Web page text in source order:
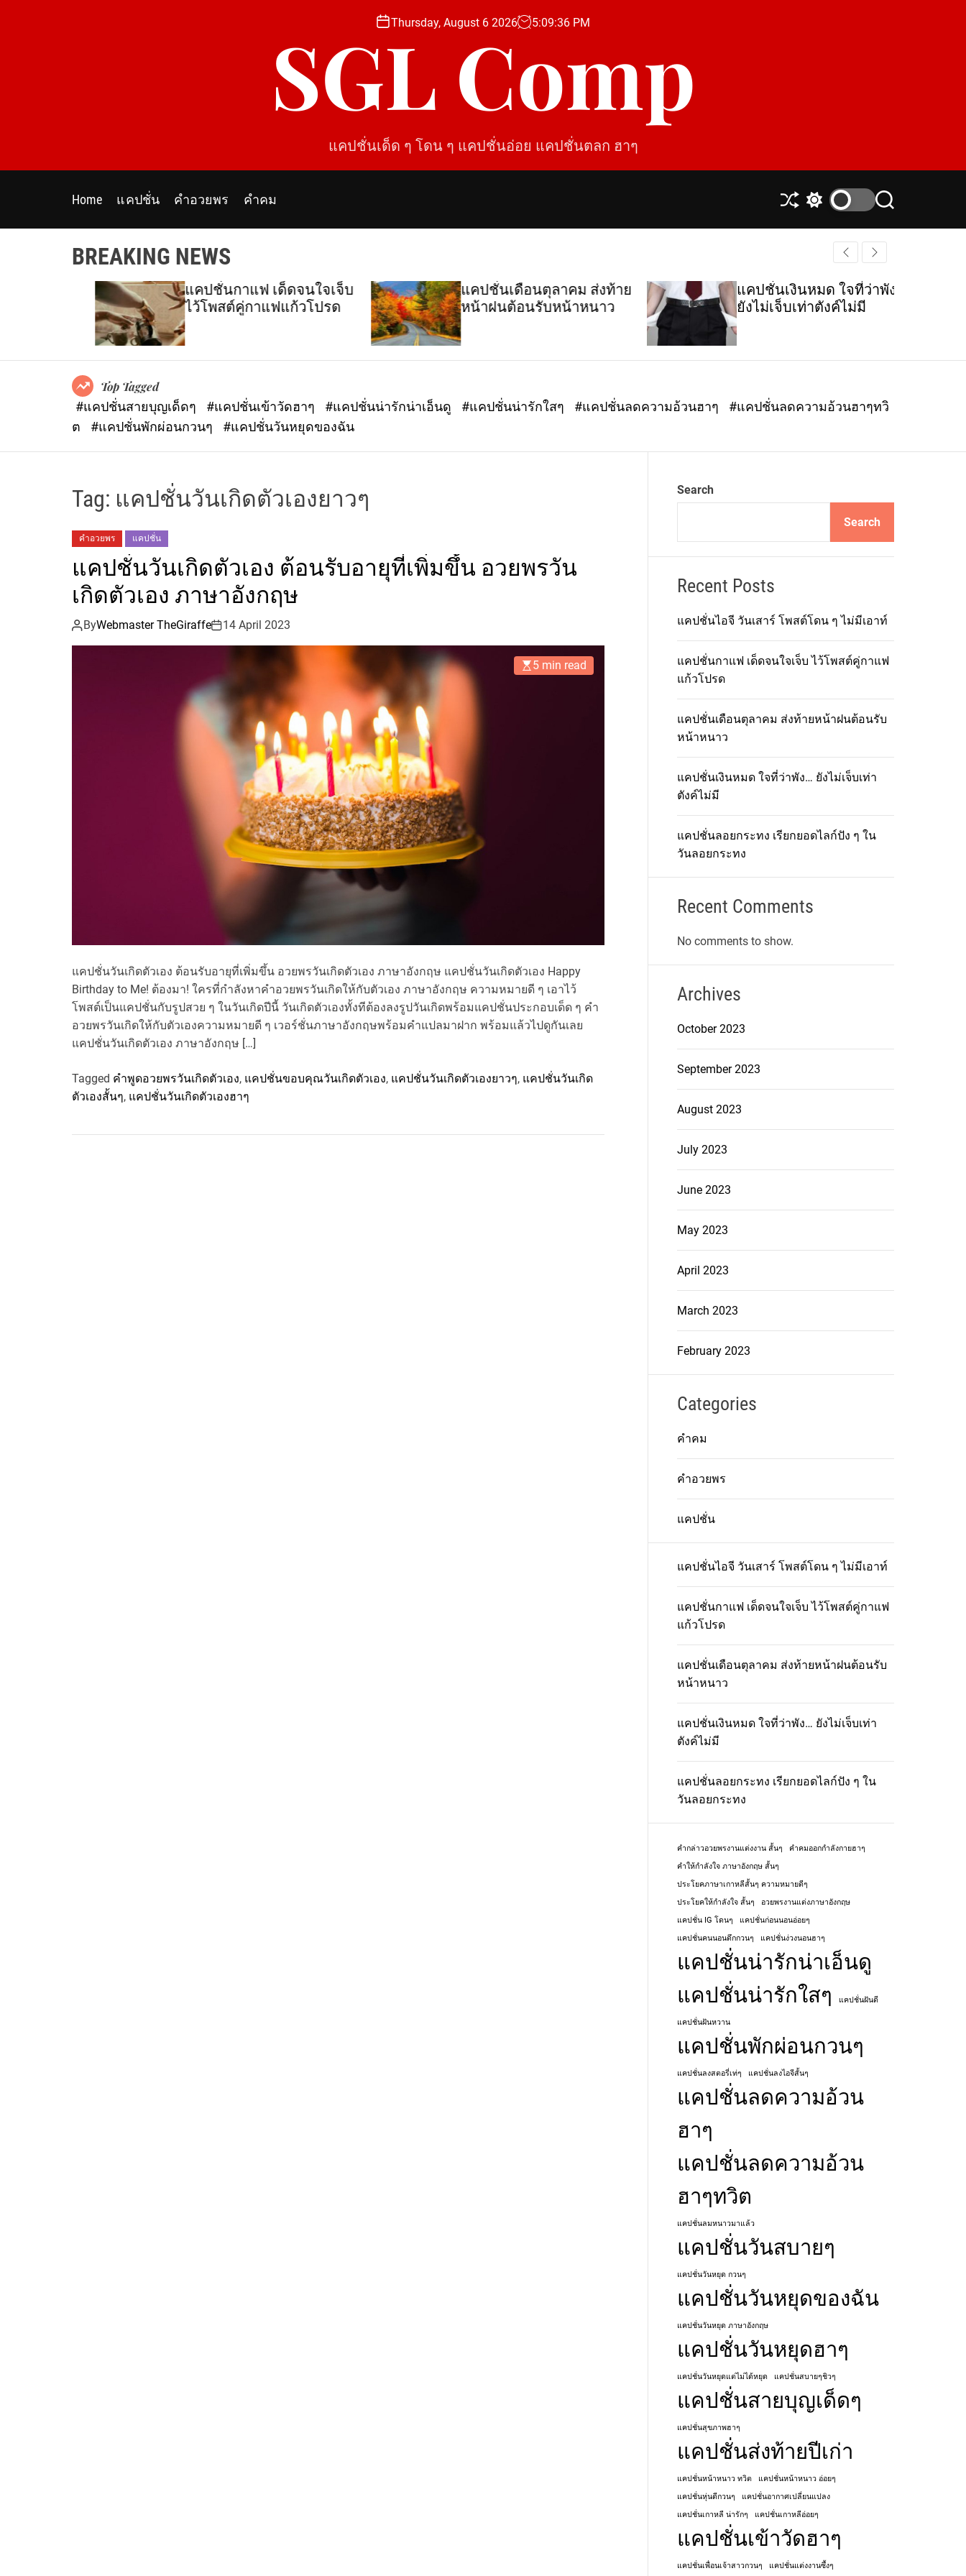
t
Thursday, August 6 2026 5:09:37 PM
SGL Comp
แคปชั่นเด็ด ๆ โดน ๆ แคปชั่นอ่อย แคปชั่นตลก ฮาๆ
Home แคปชั่น คำอวยพร คำคม
S
S
c
o
m
e
S
r
c
BREAKING NEWS
แคปชั่นกาแฟ เด็ดจนใจเจ็บ
ไว้โพสต์คู่กาแฟแก้วโปรด
แคปชั่นเดือนตุลาคม ส่งท้าย
หน้าฝนต้อนรับหน้าหนาว
แคปชั่นเงินหมด ใจที่ว่าพัง…
ยังไม่เจ็บเท่าตังค์ไม่มี
Top Tagged
#แคปชั่นสายบุญเด็ดๆ
#แคปชั่นเข้าวัดฮาๆ #แคปชั่นน่ารักน่าเอ็นดู #แคปชั่นน่ารักใสๆ #แคปชั่นลดความอ้วนฮาๆ
#แคปชั่นลดความอ้วนฮาๆทวิ
ต
#แคปชั่นพักผ่อนกวนๆ #แคปชั่นวันหยุดของฉัน
Tag: แคปชั่นวันเกิดตัวเองยาวๆ
คำอวยพร แคปชั่น
แคปชั่นวันเกิดตัวเอง ต้อนรับอายุที่เพิ่มขึ้น อวยพรวัน
เกิดตัวเอง ภาษาอังกฤษ
ByWebmaster TheGiraffe 14 April 2023
5 min read
แคปชั่นวันเกิดตัวเอง ต้อนรับอายุที่เพิ่มขึ้น อวยพรวันเกิดตัวเอง ภาษาอังกฤษ แคปชั่นวันเกิดตัวเอง Happy
Birthday to Me! ต้องมา! ใครที่กำลังหาคำอวยพรวันเกิดให้กับตัวเอง ภาษาอังกฤษ ความหมายดี ๆ เอาไว้
โพสต์เป็นแคปชั่นกับรูปสวย ๆ ในวันเกิดปีนี้ วันเกิดตัวเองทั้งทีต้องลงรูปวันเกิดพร้อมแคปชั่นประกอบเด็ด ๆ คำ
อวยพรวันเกิดให้กับตัวเองความหมายดี ๆ เวอร์ชั่นภาษาอังกฤษพร้อมคำแปลมาฝาก พร้อมแล้วไปดูกันเลย
แคปชั่นวันเกิดตัวเอง ภาษาอังกฤษ […]
Tagged คําพูดอวยพรวันเกิดตัวเอง, แคปชั่นขอบคุณวันเกิดตัวเอง, แคปชั่นวันเกิดตัวเองยาวๆ, แคปชั่นวันเกิด
ตัวเองสั้นๆ, แคปชั่นวันเกิดตัวเองฮาๆ
Search
Search
Recent Posts
แคปชั่นไอจี วันเสาร์ โพสต์โดน ๆ ไม่มีเอาท์
แคปชั่นกาแฟ เด็ดจนใจเจ็บ ไว้โพสต์คู่กาแฟ
แก้วโปรด
แคปชั่นเดือนตุลาคม ส่งท้ายหน้าฝนต้อนรับ
หน้าหนาว
แคปชั่นเงินหมด ใจที่ว่าพัง… ยังไม่เจ็บเท่า
ตังค์ไม่มี
แคปชั่นลอยกระทง เรียกยอดไลก์ปัง ๆ ใน
วันลอยกระทง
Recent Comments
No comments to show.
Archives
October 2023
September 2023
August 2023
July 2023
June 2023
May 2023
April 2023
March 2023
February 2023
Categories
คำคม
คำอวยพร
แคปชั่น
แคปชั่นไอจี วันเสาร์ โพสต์โดน ๆ ไม่มีเอาท์
แคปชั่นกาแฟ เด็ดจนใจเจ็บ ไว้โพสต์คู่กาแฟ
แก้วโปรด
แคปชั่นเดือนตุลาคม ส่งท้ายหน้าฝนต้อนรับ
หน้าหนาว
แคปชั่นเงินหมด ใจที่ว่าพัง… ยังไม่เจ็บเท่า
ตังค์ไม่มี
แคปชั่นลอยกระทง เรียกยอดไลก์ปัง ๆ ใน
วันลอยกระทง
คํากล่าวอวยพรงานแต่งงาน สั้นๆ
คําคมออกกําลังกายฮาๆ
คําให้กําลังใจ ภาษาอังกฤษ สั้นๆ
ประโยคภาษาเกาหลีสั้นๆ ความหมายดีๆ
ประโยคให้กําลังใจ สั้นๆ
อวยพรงานแต่งภาษาอังกฤษ
แคปชั่น IG โดนๆ
แคปชั่นก่อนนอนอ่อยๆ
แคปชั่นคนนอนดึกกวนๆ
แคปชั่นง่วงนอนฮาๆ
แคปชั่นน่ารักน่าเอ็นดู
แคปชั่นน่ารักใสๆ
แคปชั่นฝันดี
แคปชั่นฝันหวาน
แคปชั่นพักผ่อนกวนๆ
แคปชั่นลงสตอรี่เท่ๆ แคปชั่นลงไอจีสั้นๆ
แคปชั่นลดความอ้วน
ฮาๆ
แคปชั่นลดความอ้วน
ฮาๆทวิต
แคปชั่นลมหนาวมาแล้ว
แคปชั่นวันสบายๆ
แคปชั่นวันหยุด กวนๆ
แคปชั่นวันหยุดของฉัน
แคปชั่นวันหยุด ภาษาอังกฤษ
แคปชั่นวันหยุดฮาๆ
แคปชั่นวันหยุดแต่ไม่ได้หยุด แคปชั่นสบายๆชิวๆ
แคปชั่นสายบุญเด็ดๆ
แคปชั่นสุขภาพฮาๆ
แคปชั่นส่งท้ายปีเก่า
แคปชั่นหน้าหนาว ทวิต
แคปชั่นหน้าหนาว อ่อยๆ
แคปชั่นหุ่นดีกวนๆ
แคปชั่นอากาศเปลี่ยนแปลง
แคปชั่นเกาหลี น่ารักๆ
แคปชั่นเกาหลีอ่อยๆ
แคปชั่นเข้าวัดฮาๆ
แคปชั่นเพื่อนเจ้าสาวกวนๆ แคปชั่นแต่งงานซึ้งๆ